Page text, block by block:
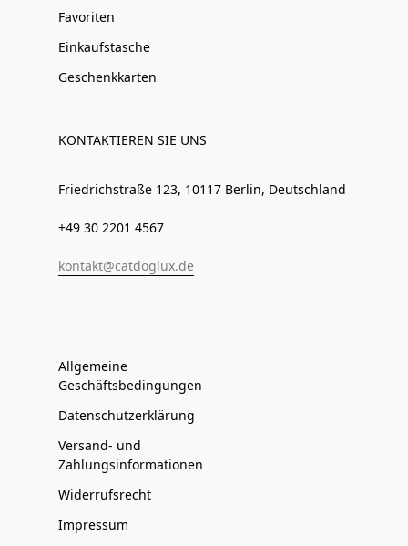
Favoriten
Einkaufstasche
Geschenkkarten
KONTAKTIEREN SIE UNS
Friedrichstraße 123, 10117 Berlin, Deutschland
+49 30 2201 4567
kontakt@catdoglux.de
Allgemeine
Geschäftsbedingungen
Datenschutzerklärung
Versand- und
Zahlungsinformationen
Widerrufsrecht
Impressum